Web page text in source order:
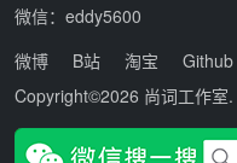
微信：eddy5600
微博
B站 淘宝
Github
Copyright©2026 尚词工作室